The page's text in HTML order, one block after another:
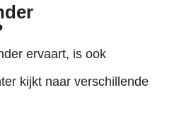
ervaart, is ook
kijkt naar verschillende